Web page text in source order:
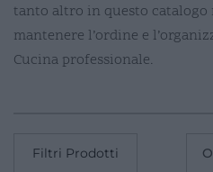
tanto altro in questo
mantenere l’ordine e
Cucina professionale.
Filtri Prodotti